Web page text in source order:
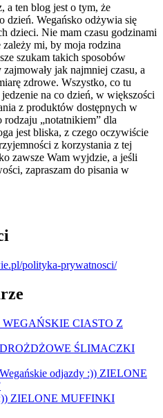
a ten blog jest o tym, że
dzień. Wegańsko odżywia się
dzieci. Nie mam czasu godzinami
mi, by moja rodzina
szukam takich sposobów
jak najmniej czasu, a
zdrowe. Wszystko, co tu
na co dzień, w większości
z produktów dostępnych w
„notatnikiem” dla
jest bliska, z czego oczywiście
z korzystania z tej
zawsze Wam wyjdzie, a jeśli
zapraszam do pisania w
polityka-prywatnosci/
WEGAŃSKIE CIASTO Z
DROŻDŻOWE ŚLIMACZKI
Wegańskie odjazdy :)) ZIELONE
:)) ZIELONE MUFFINKI